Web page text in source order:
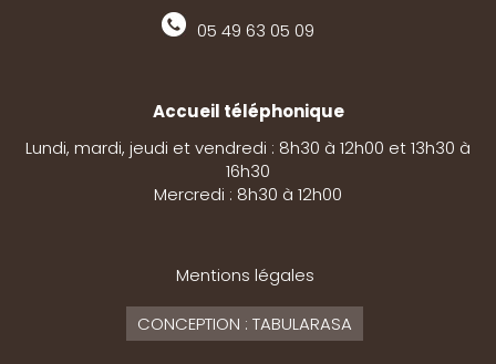
05 49 63 05 09
Accueil téléphonique
Lundi, mardi, jeudi et vendredi : 8h30 à 12h00 et 13h30 à
16h30
Mercredi : 8h30 à 12h00
Mentions légales
CONCEPTION : TABULARASA